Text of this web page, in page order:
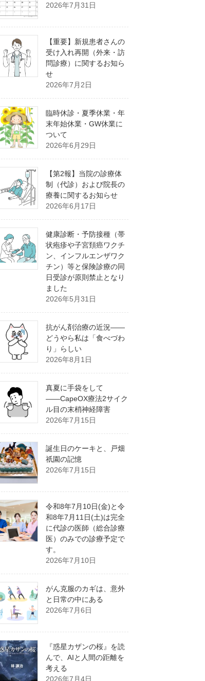
2026年7月31日
【重要】新規患者さんの
受け入れ再開（外来・訪
問診療）に関するお知ら
せ
2026年7月2日
臨時休診・夏季休業・年
末年始休業・GW休業に
ついて
2026年6月29日
【第2報】当院の診療体
制（代診）および院長の
療養に関するお知らせ
2026年6月17日
健康診断・予防接種（帯
状疱疹や子宮頚癌ワクチ
ン、インフルエンザワク
チン）等と保険診療の同
日受診が原則禁止となり
ました
2026年5月31日
抗がん剤治療の近況――
どうやら私は「食べづわ
り」らしい
2026年8月1日
真夏に手袋をして
――CapeOX療法2サイク
ル目の末梢神経障害
2026年7月15日
誕生日のケーキと、戸畑
祇園の記憶
2026年7月15日
令和8年7月10日(金)と令
和8年7月11日(土)は完全
に代診の医師（総合診療
医）のみでの診療予定で
す。
2026年7月10日
がん克服のカギは、意外
と日常の中にある
2026年7月6日
『惑星カザンの桜』を読
んで、AIと人間の距離を
考える
2026年7月4日